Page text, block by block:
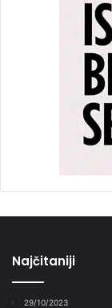
Najčitaniji
29/10/2023